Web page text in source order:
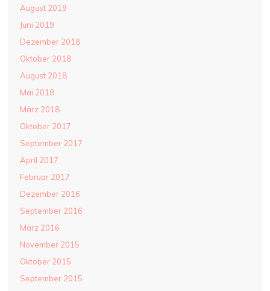
August 2019
Juni 2019
Dezember 2018
Oktober 2018
August 2018
Mai 2018
März 2018
Oktober 2017
September 2017
April 2017
Februar 2017
Dezember 2016
September 2016
März 2016
November 2015
Oktober 2015
September 2015